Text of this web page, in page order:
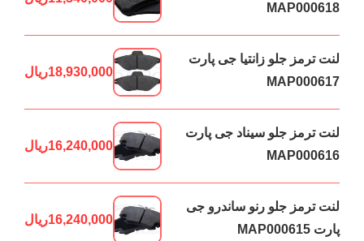
MAP000618
لنت ترمز جلو زانتیا جی پارت
MAP000617
18,930,000ریال
لنت ترمز جلو سیناد جی پارت
MAP000616
16,240,000ریال
لنت ترمز جلو رنو ساندرو جی
پارت MAP000615
16,240,000ریال